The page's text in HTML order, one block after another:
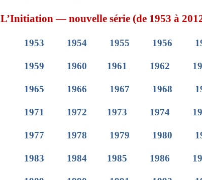
L’Initiation — nouvelle série (de 1953 à
1953 1954 1955 1956
1959 1960 1961 1962
1965 1966 1967 1968
1971 1972 1973 1974
1977 1978 1979 1980
1983 1984 1985 1986